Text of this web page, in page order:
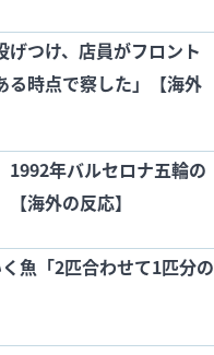
げつけ、店員がフロント
る時点で察した」【海外
1992年バルセロナ五輪の
海外の反応】
魚「2匹合わせて1匹分の